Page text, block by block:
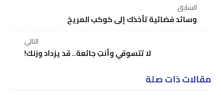
السابق
وسائد فضائية تأخذك إلى كوكب المريخ
التالي
لا تتسوقي وأنتِ جائعة.. قد يزداد وزنك!
مقالات ذات صلة